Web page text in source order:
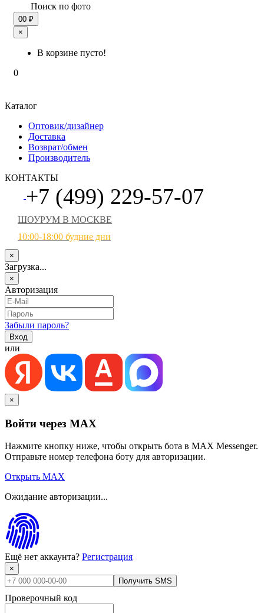
Поиск по фото
00 ₽
×
В корзине пусто!
0
Каталог
Оптовик/дизайнер
Доставка
Возврат/обмен
Производитель
КОНТАКТЫ
+7 (499) 229-57-07
ШОУРУМ В МОСКВЕ
10:00-18:00 будние дни
×
Загрузка...
×
Авторизация
Забыли пароль?
или
×
Войти через MAX
Нажмите кнопку ниже, чтобы открыть бота в MAX Messenger.
Отправьте номер телефона боту для авторизации.
Открыть MAX
Ожидание авторизации...
Ещё нет аккаунта? Регистрация
×
Получить SMS
Проверочный код